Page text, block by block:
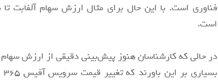
است.
در حالی که کارشناسان هنوز پیش‌بینی دقیقی از ارزش سهام